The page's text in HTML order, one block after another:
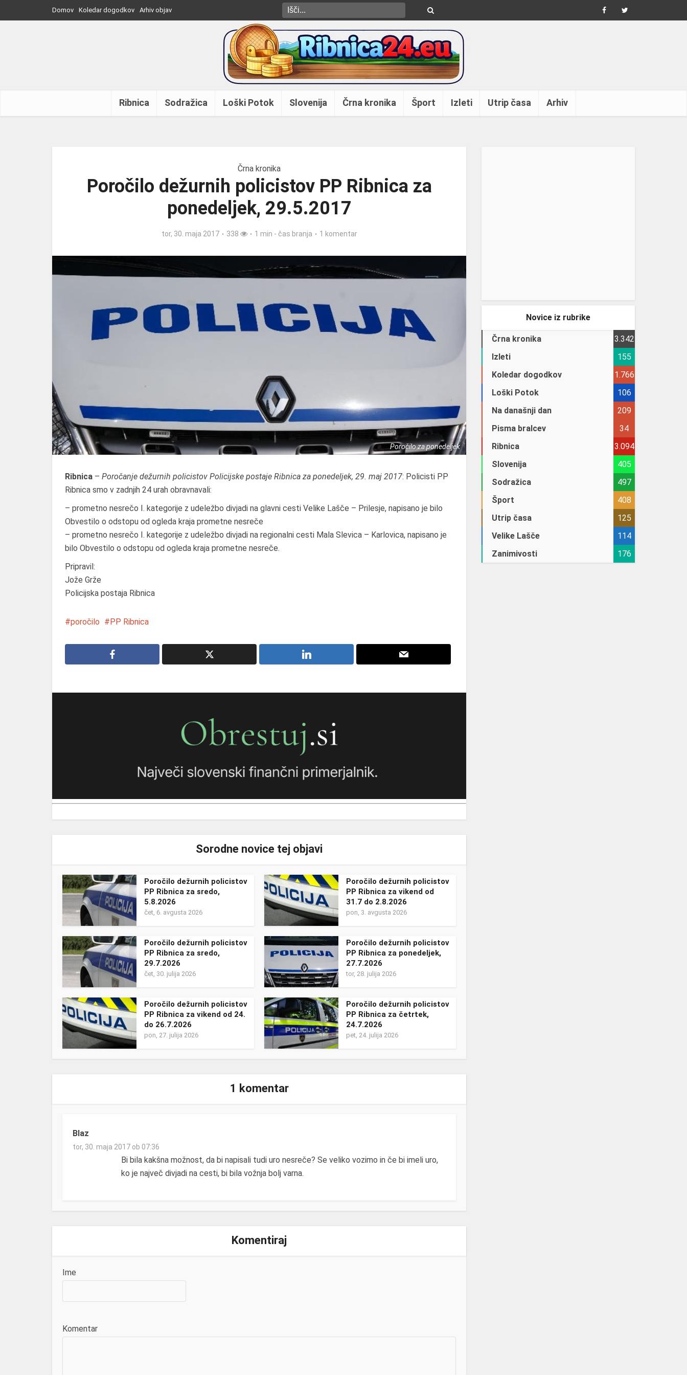
Domov Koledar dogodkov Arhiv objav
Ribnica Sodražica Loški Potok Slovenija Črna kronika Šport Izleti Utrip časa Arhiv
Črna kronika
Poročilo dežurnih policistov PP Ribnica za
ponedeljek, 29.5.2017
tor, 30. maja 2017 338 1 min - čas branja 1 komentar
Poročilo za ponedeljek
Ribnica – Poročanje dežurnih policistov Policijske postaje Ribnica za ponedeljek, 29. maj 2017: Policisti PP
Ribnica smo v zadnjih 24 urah obravnavali:
– prometno nesrečo I. kategorije z udeležbo divjadi na glavni cesti Velike Lašče – Prilesje, napisano je bilo
Obvestilo o odstopu od ogleda kraja prometne nesreče
– prometno nesrečo I. kategorije z udeležbo divjadi na regionalni cesti Mala Slevica – Karlovica, napisano je
bilo Obvestilo o odstopu od ogleda kraja prometne nesreče.
Pripravil:
Jože Grže
Policijska postaja Ribnica
poročilo PP Ribnica
Sorodne novice tej objavi
Poročilo dežurnih policistov
PP Ribnica za sredo,
5.8.2026
čet, 6. avgusta 2026
Poročilo dežurnih policistov
PP Ribnica za vikend od
31.7 do 2.8.2026
pon, 3. avgusta 2026
Poročilo dežurnih policistov
PP Ribnica za sredo,
29.7.2026
čet, 30. julija 2026
Poročilo dežurnih policistov
PP Ribnica za ponedeljek,
27.7.2026
tor, 28. julija 2026
Poročilo dežurnih policistov
PP Ribnica za vikend od 24.
do 26.7.2026
pon, 27. julija 2026
Poročilo dežurnih policistov
PP Ribnica za četrtek,
24.7.2026
pet, 24. julija 2026
1 komentar
Blaz
tor, 30. maja 2017 ob 07:36
Bi bila kakšna možnost, da bi napisali tudi uro nesreče? Se veliko vozimo in če bi imeli uro,
ko je največ divjadi na cesti, bi bila vožnja bolj varna.
Komentiraj
Ime
Komentar
Novice iz rubrike
Črna kronika
3.342
Izleti
155
Koledar dogodkov
1.766
Loški Potok
106
Na današnji dan
209
Pisma bralcev
34
Ribnica
3.094
Slovenija
405
Sodražica
497
Šport
408
Utrip časa
125
Velike Lašče
114
Zanimivosti
176